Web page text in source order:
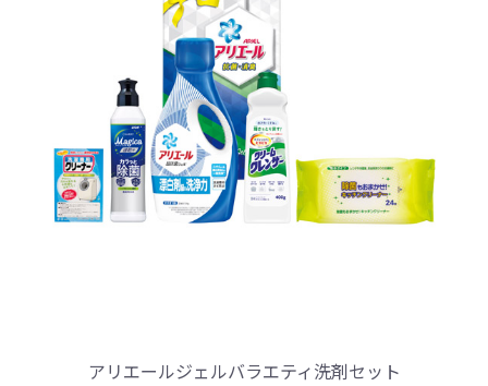
アリエールジェルバラエティ洗剤セット